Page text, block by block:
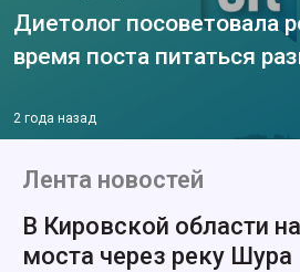
Диетолог посоветовала
время поста питаться
2 года назад
Лента новостей
В Кировской области
моста через реку Шура